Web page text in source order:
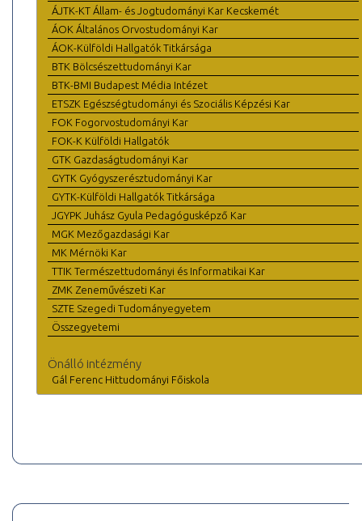
ÁJTK-KT Állam- és Jogtudományi Kar Kecskemét
ÁOK Általános Orvostudományi Kar
ÁOK-Külföldi Hallgatók Titkársága
BTK Bölcsészettudományi Kar
BTK-BMI Budapest Média Intézet
ETSZK Egészségtudományi és Szociális Képzési Kar
FOK Fogorvostudományi Kar
FOK-K Külföldi Hallgatók
GTK Gazdaságtudományi Kar
GYTK Gyógyszerésztudományi Kar
GYTK-Külföldi Hallgatók Titkársága
JGYPK Juhász Gyula Pedagógusképző Kar
MGK Mezőgazdasági Kar
MK Mérnöki Kar
TTIK Természettudományi és Informatikai Kar
ZMK Zeneművészeti Kar
SZTE Szegedi Tudományegyetem
Összegyetemi
Önálló intézmény
Gál Ferenc Hittudományi Főiskola